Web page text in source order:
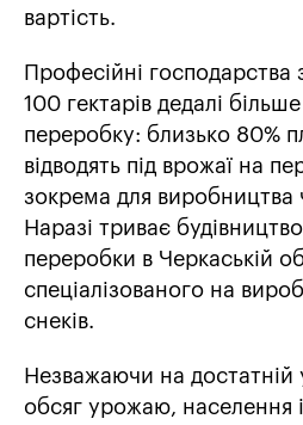
вартість.
Професійні
100 гектарів дедалі
переробку: близько 80%
відводять під врожаї на
зокрема для виробництва
Наразі триває
переробки в Черкаській
спеціалізованого на
снеків.
Незважаючи на достатній
обсяг урожаю, населення